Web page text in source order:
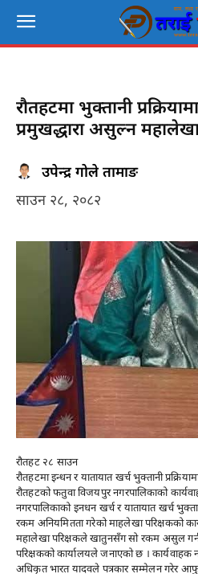
रौतहटमा भुक्तानी
प्रमुखद्धारा असुल्न
उपेन्द्र गोले तामाङ
साउन २८, २०८२
रौतहट २८ साउन
रौतहटमा इन्धन र यातायात खर्च भुक्तानी
रौतहटको फतुवा विजयपुर नगरपालिकाको
नगरपालिकाको इनधन खर्च र यातायात खर्च
रकम अनियमितता गरेको माहलेखा परिक्षकको
महालेखा परिक्षकले खातुनसँग सो रकम असुल
परिक्षकको कार्यालयले जनाएको छ ।
अधिकृत भारत यादवले पत्रकार सम्मेलन गरेर